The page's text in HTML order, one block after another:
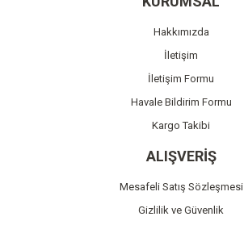
Ürün bilgilerinde hatalar bulunuyor.
Ürün fiyatı diğer sitelerden daha pahalı.
Bu ürüne benzer farklı alternatifler olmalı.
Gönder
Hakkımızda
İletişim
İletişim Formu
Havale Bildirim Formu
Kargo Takibi
ALIŞVERİŞ
Mesafeli Satış Sözleşmesi
Gizlilik ve Güvenlik